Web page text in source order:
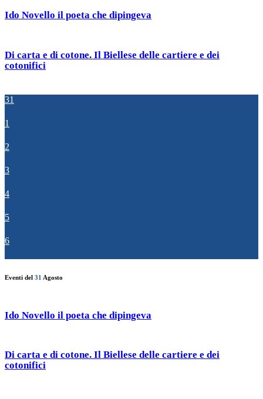
Ido Novello il poeta che dipingeva
Di carta e di cotone. Il Biellese delle cartiere e dei
cotonifici
31
1
2
3
4
5
6
Eventi del 31 Agosto
Ido Novello il poeta che dipingeva
Di carta e di cotone. Il Biellese delle cartiere e dei
cotonifici